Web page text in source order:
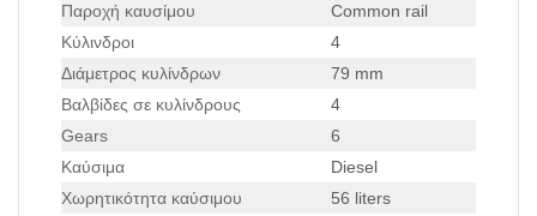
Παροχή καυσίμου
Common rail
Κύλινδροι
4
Διάμετρος κυλίνδρων
79 mm
Βαλβίδες σε κυλίνδρους
4
Gears
6
Καύσιμα
Diesel
Χωρητικότητα καύσιμου
56 liters